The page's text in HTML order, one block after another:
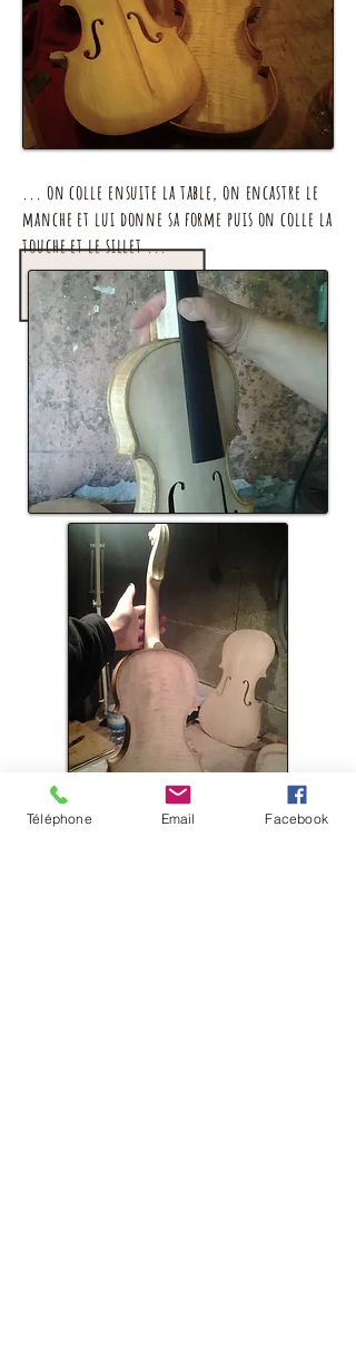
... on colle ensuite la table, on encastre le
manche et lui donne sa forme puis on colle la
touche et le sillet ...
Téléphone Email Facebook